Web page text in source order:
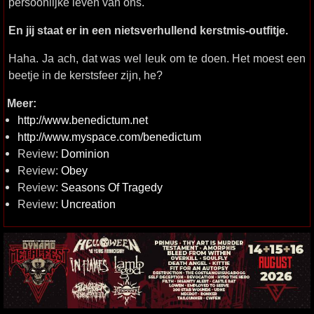
En jij staat er in een nietsverhullend kerstmis-outfitje.
Haha. Ja ach, dat was wel leuk om te doen. Het moest een
beetje in de kerstsfeer zijn, he?
Meer:
http://www.benedictum.net
http://www.myspace.com/benedictum
Review: Dominion
Review: Obey
Review: Seasons Of Tragedy
Review: Uncreation